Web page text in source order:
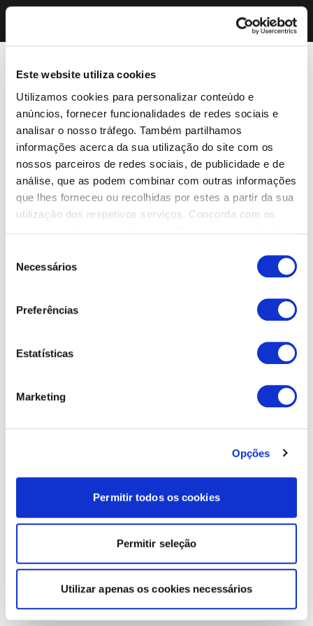
Este website utiliza cookies
Utilizamos cookies para personalizar conteúdo e
anúncios, fornecer funcionalidades de redes sociais e
analisar o nosso tráfego. Também partilhamos
informações acerca da sua utilização do site com os
nossos parceiros de redes sociais, de publicidade e de
análise, que as podem combinar com outras informações
que lhes forneceu ou recolhidas por estes a partir da sua
utilização dos respetivos serviços. Concorda com os
Necessários
Preferências
Estatísticas
Marketing
Opções
Permitir todos os cookies
Permitir seleção
Utilizar apenas os cookies necessários